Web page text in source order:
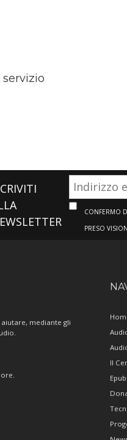
CONFERMO
PRESO
mediante gli
Il